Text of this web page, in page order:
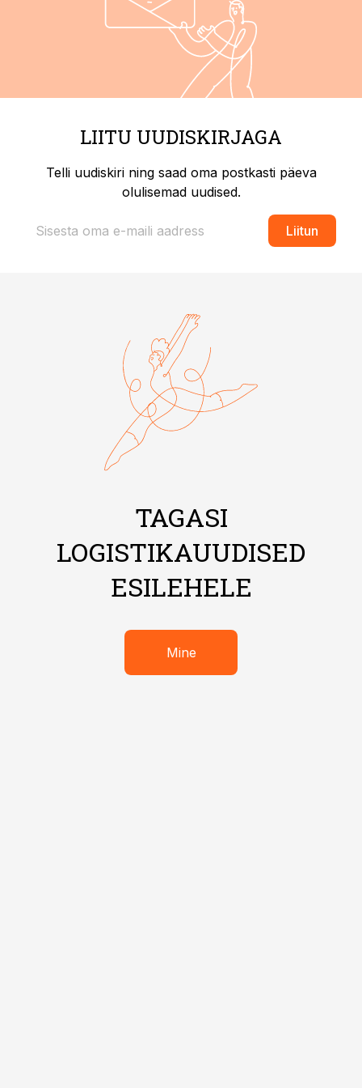
LIITU UUDISKIRJAGA
Telli uudiskiri ning saad oma postkasti päeva
olulisemad uudised.
Liitun
TAGASI
LOGISTIKAUUDISED
ESILEHELE
Mine